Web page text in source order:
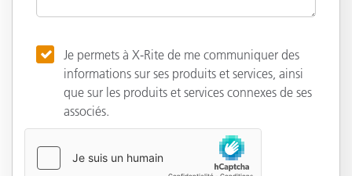
Je permets à X-Rite de me communiquer des
informations sur ses produits et services, ainsi
que sur les produits et services connexes de ses
associés.